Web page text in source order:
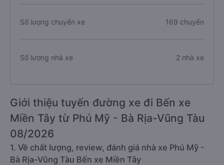
Số lượng chuyến xe 169 chuyến
Số lượng nhà xe 2 nhà xe
Giới thiệu tuyến đường xe đi Bến xe
Miền Tây từ Phú Mỹ - Bà Rịa-Vũng Tàu
08/2026
1. Về chất lượng, review, đánh giá nhà xe Phú Mỹ -
Bà Rịa-Vũng Tàu Bến xe Miền Tây